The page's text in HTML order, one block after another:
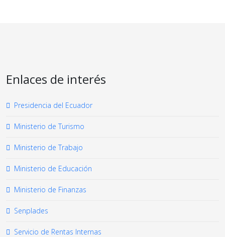
Enlaces de interés
Presidencia del Ecuador
Ministerio de Turismo
Ministerio de Trabajo
Ministerio de Educación
Ministerio de Finanzas
Senplades
Servicio de Rentas Internas